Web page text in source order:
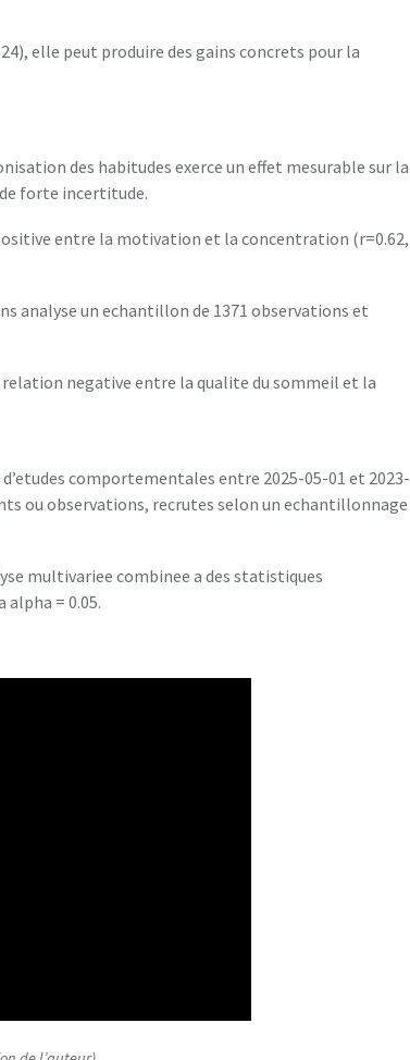
elle peut produire des gains concrets pour la
des habitudes exerce un effet mesurable sur la
forte incertitude.
entre la motivation et la concentration (r=0.62,
analyse un echantillon de 1371 observations et
negative entre la qualite du sommeil et la
comportementales entre 2025-05-01 et 2023-
ou observations, recrutes selon un echantillonnage
multivariee combinee a des statistiques
= 0.05.